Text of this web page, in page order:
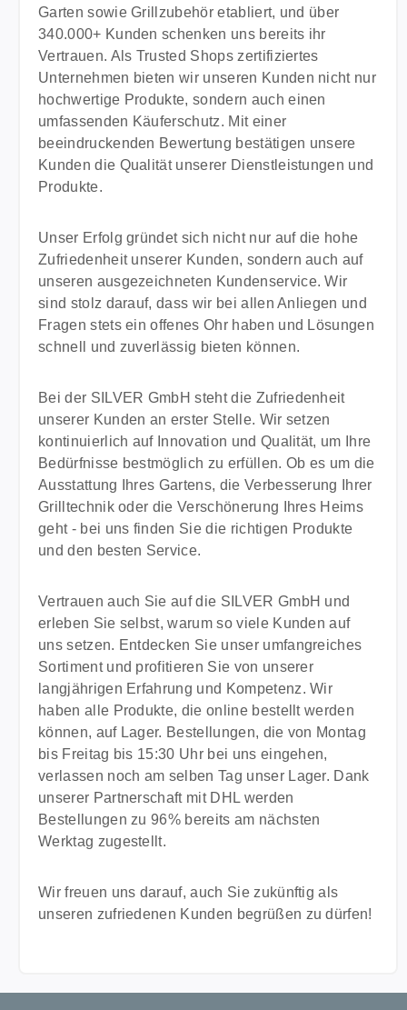
Garten sowie Grillzubehör etabliert, und über
340.000+ Kunden schenken uns bereits ihr
Vertrauen. Als Trusted Shops zertifiziertes
Unternehmen bieten wir unseren Kunden nicht nur
hochwertige Produkte, sondern auch einen
umfassenden Käuferschutz. Mit einer
beeindruckenden Bewertung bestätigen unsere
Kunden die Qualität unserer Dienstleistungen und
Produkte.
Unser Erfolg gründet sich nicht nur auf die hohe
Zufriedenheit unserer Kunden, sondern auch auf
unseren ausgezeichneten Kundenservice. Wir
sind stolz darauf, dass wir bei allen Anliegen und
Fragen stets ein offenes Ohr haben und Lösungen
schnell und zuverlässig bieten können.
Bei der SILVER GmbH steht die Zufriedenheit
unserer Kunden an erster Stelle. Wir setzen
kontinuierlich auf Innovation und Qualität, um Ihre
Bedürfnisse bestmöglich zu erfüllen. Ob es um die
Ausstattung Ihres Gartens, die Verbesserung Ihrer
Grilltechnik oder die Verschönerung Ihres Heims
geht - bei uns finden Sie die richtigen Produkte
und den besten Service.
Vertrauen auch Sie auf die SILVER GmbH und
erleben Sie selbst, warum so viele Kunden auf
uns setzen. Entdecken Sie unser umfangreiches
Sortiment und profitieren Sie von unserer
langjährigen Erfahrung und Kompetenz. Wir
haben alle Produkte, die online bestellt werden
können, auf Lager. Bestellungen, die von Montag
bis Freitag bis 15:30 Uhr bei uns eingehen,
verlassen noch am selben Tag unser Lager. Dank
unserer Partnerschaft mit DHL werden
Bestellungen zu 96% bereits am nächsten
Werktag zugestellt.
Wir freuen uns darauf, auch Sie zukünftig als
unseren zufriedenen Kunden begrüßen zu dürfen!